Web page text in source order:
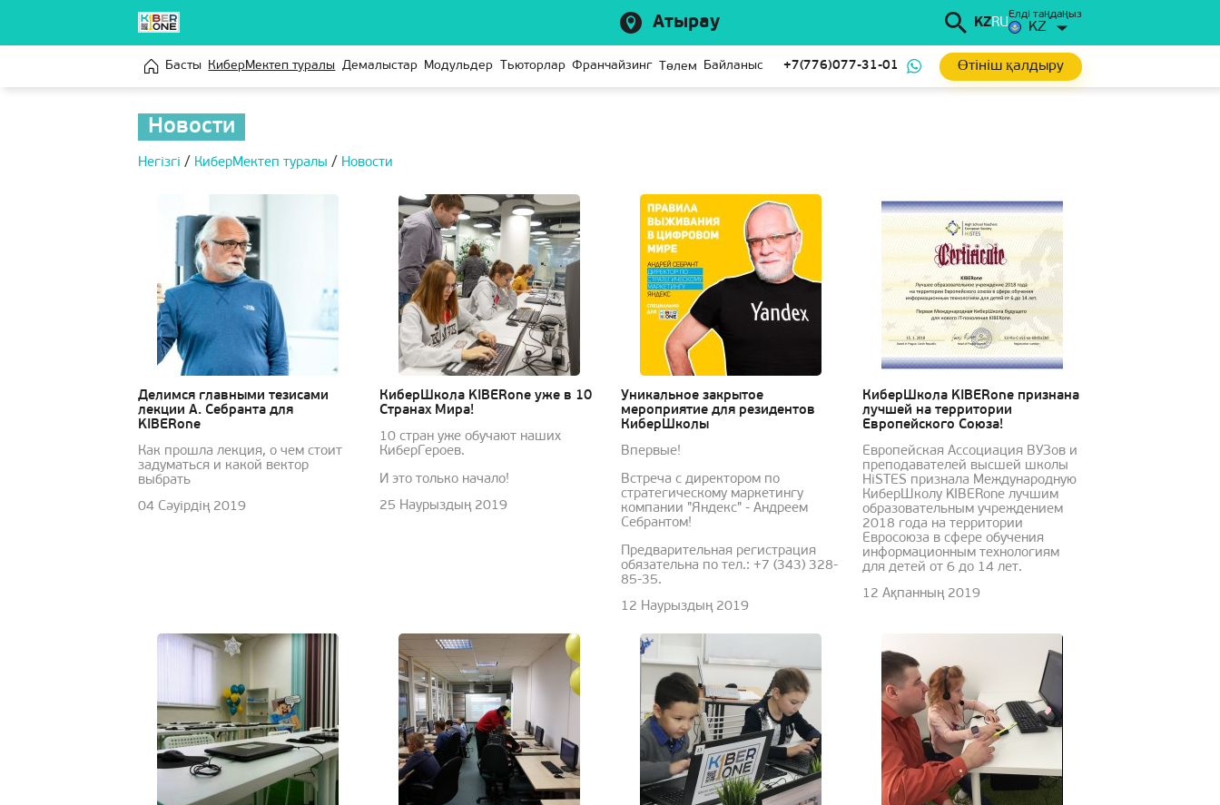
Атырау KZRU
Елді таңдаңыз
KZ
Басты КиберМектеп туралы Демалыстар Модульдер Тьюторлар Франчайзинг Төлем Байланыс +7(776)077-31-01 Өтініш қалдыру
Новости
Негізгі / КиберМектеп туралы / Новости
04 Сәуірдің 2019
Делимся главными тезисами
лекции А. Себранта для
KIBERone
Как прошла лекция, о чем стоит
задуматься и какой вектор
выбрать
25 Наурыздың 2019
КиберШкола KIBERone уже в 10
Странах Мира!
10 стран уже обучают наших
КиберГероев.
И это только начало!
12 Наурыздың 2019
Уникальное закрытое
мероприятие для резидентов
КиберШколы
Впервые!
Встреча с директором по
стратегическому маркетингу
компании "Яндекс" - Андреем
Себрантом!
Предварительная регистрация
обязательна по тел.: +7 (343) 328-
85-35.
12 Ақпанның 2019
КиберШкола KIBERone признана
лучшей на территории
Европейского Союза!
Европейская Ассоциация ВУЗов и
преподавателей высшей школы
HiSTES признала Международную
КиберШколу KIBERone лучшим
образовательным учреждением
2018 года на территории
Евросоюза в сфере обучения
информационным технологиям
для детей от 6 до 14 лет. ⠀